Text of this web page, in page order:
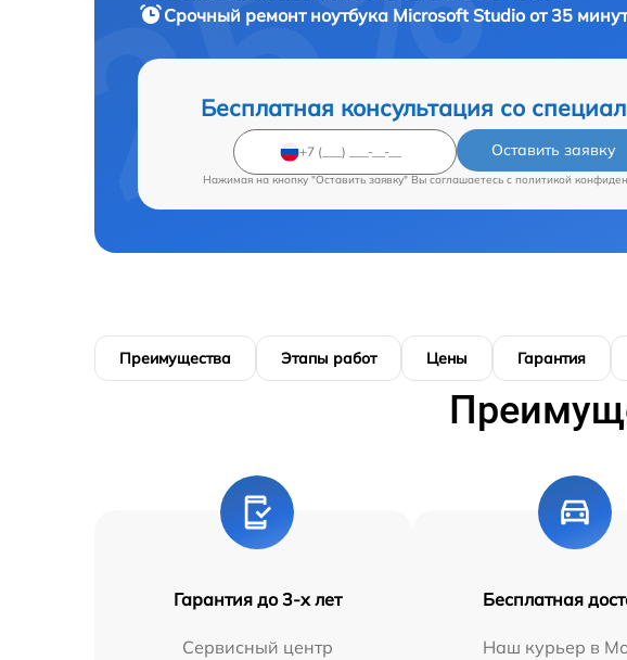
Срочный ремонт ноутбука Microsoft Studio от 35 минут
Бесплатная консультация со
Оставить заявку
Нажимая на кнопку "Оставить заявку" Вы соглашаетесь c политикой
Преимущества Этапы работ Цены Гарантия
Гарантия до 3-х лет
Сервисный центр
Бесплатная
Наш курьер в